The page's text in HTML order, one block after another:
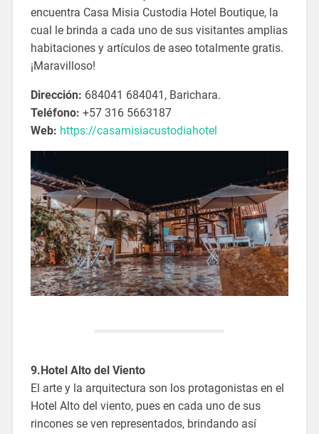
encuentra Casa Misia Custodia Hotel Boutique, la
cual le brinda a cada uno de sus visitantes amplias
habitaciones y artículos de aseo totalmente gratis.
¡Maravilloso!
Dirección: 684041 684041, Barichara.
Teléfono: +57 316 5663187
Web: https://casamisiacustodiahotel
9.Hotel Alto del Viento
El arte y la arquitectura son los protagonistas en el
Hotel Alto del viento, pues en cada uno de sus
rincones se ven representados, brindando así